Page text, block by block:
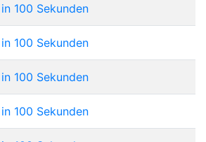
100 Sekunden
100 Sekunden
100 Sekunden
100 Sekunden